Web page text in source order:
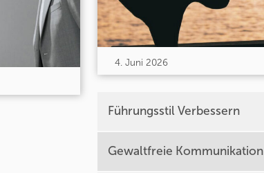
4. Juni 2026
Führungsstil Verbessern
Gewaltfreie Kommunikation